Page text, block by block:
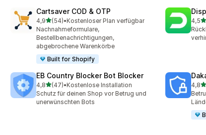
Cartsaver COD & OTP
4,9von 5 Sternen
(54)
54 Rezensionen insgesamt
•Kostenloser Plan verfügbar
Nachnahmeformulare,
Bestellbenachrichtigungen,
abgebrochene Warenkörbe
Built for Shopify
4,5
80
EB Country Blocker Bot Blocker
4,8von 5 Sternen
(47)
47 Rezensionen insgesamt
•Kostenlose Installation
Schutz für deinen Shop vor Betrug und
unerwünschten Bots
4,8
211